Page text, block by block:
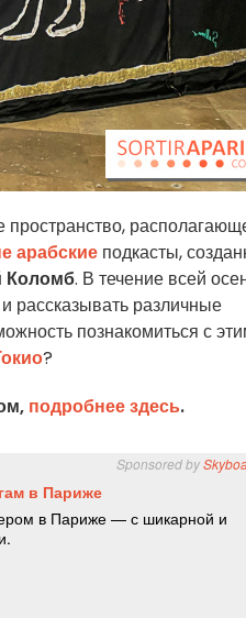
арабские подкасты,
Коломб. В течение всей
рассказывать различные
познакомиться с
?
подробнее здесь.